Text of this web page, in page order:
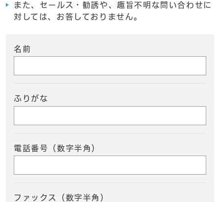
また、セールス・勧誘や、趣旨不明な問い合わせに
対しては、お答しておりません。
名前
ふりがな
電話番号（数字半角）
ファックス（数字半角）